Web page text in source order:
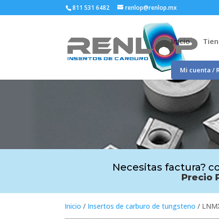
811 531 6482 renlop@renlop.mx
Inicio
Mi cuenta /
Necesitas factura?
Precio
Inicio / Insertos de carburo de tungsteno /